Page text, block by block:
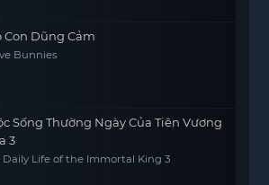
Con Dũng Cảm
Bunnies
Sống Thường Ngày Của Tiên Vương
3
Daily Life of the Immortal King 3